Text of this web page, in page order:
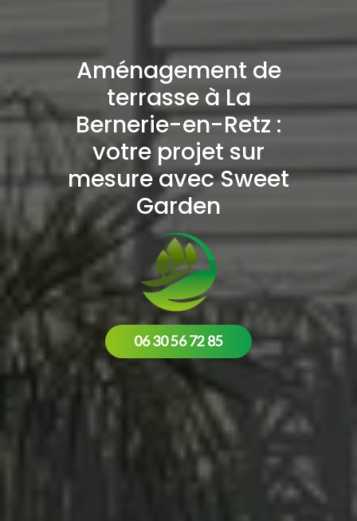
Aménagement de
terrasse à La
Bernerie-en-Retz :
votre projet sur
mesure avec Sweet
Garden
06 30 56 72 85